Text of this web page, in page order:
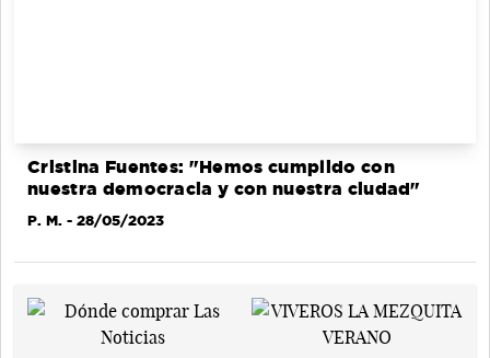
Cristina Fuentes: "Hemos cumplido con
nuestra democracia y con nuestra ciudad"
P. M. - 28/05/2023